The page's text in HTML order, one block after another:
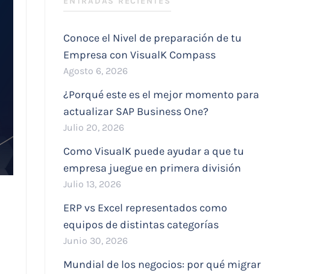
Conoce el Nivel de preparación de tu
Empresa con VisualK Compass
Agosto 6, 2026
¿Porqué este es el mejor momento para
actualizar SAP Business One?
Julio 20, 2026
Como VisualK puede ayudar a que tu
empresa juegue en primera división
Julio 13, 2026
ERP vs Excel representados como
equipos de distintas categorías
Junio 30, 2026
Mundial de los negocios: por qué migrar